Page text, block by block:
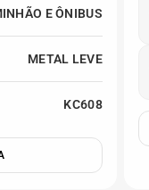
E ÔNIBUS
METAL LEVE
KC608